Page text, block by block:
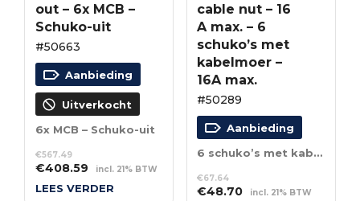
out – 6x MCB –
Schuko-uit
#50663
Aanbieding
Uitverkocht
6x MCB – Schuko-uit
€567.49
Oorspronkelijke
prijs
€408.59Huidige
prijs
incl. 21% BTW
LEES VERDER
cable nut – 16
A max. – 6
schuko’s met
kabelmoer –
16A max.
#50289
Aanbieding
6 schuko’s met kabelmoer – 16A max.
€67.64
Oorspronkelijke
€48.70Huidige
incl. 21% BTW